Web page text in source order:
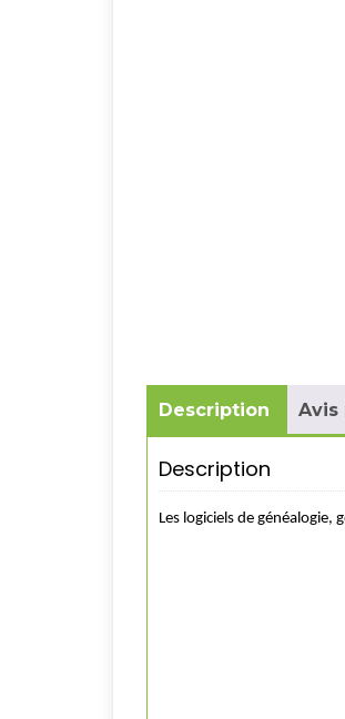
Description Avis
Description
Les logiciels de généalogie,